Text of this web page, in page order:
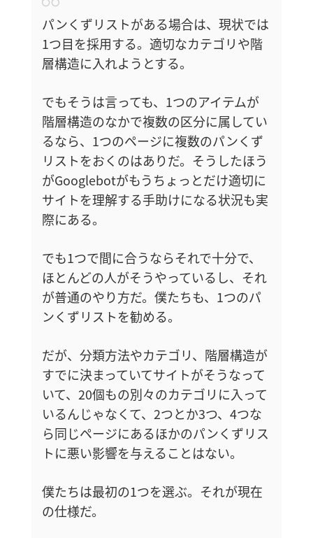
パンくずリストがある場合は、現状では
1つ目を採用する。適切なカテゴリや階
層構造に入れようとする。
でもそうは言っても、1つのアイテムが
階層構造のなかで複数の区分に属してい
るなら、1つのページに複数のパンくず
リストをおくのはありだ。そうしたほう
がGooglebotがもうちょっとだけ適切に
サイトを理解する手助けになる状況も実
際にある。
でも1つで間に合うならそれで十分で、
ほとんどの人がそうやっているし、それ
が普通のやり方だ。僕たちも、1つのパ
ンくずリストを勧める。
だが、分類方法やカテゴリ、階層構造が
すでに決まっていてサイトがそうなって
いて、20個もの別々のカテゴリに入って
いるんじゃなくて、2つとか3つ、4つな
ら同じページにあるほかのパンくずリス
トに悪い影響を与えることはない。
僕たちは最初の1つを選ぶ。それが現在
の仕様だ。